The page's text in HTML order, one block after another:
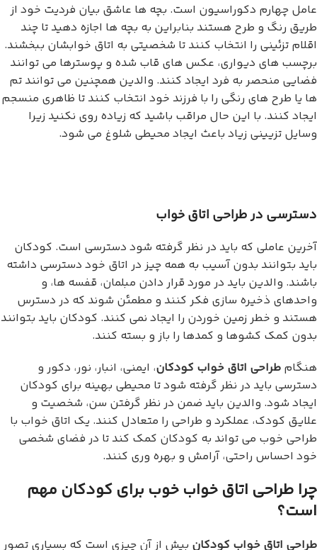
عامل چهارم دکوراسیون است. بچه ها عاشق بیان فردیت خود از
طریق رنگ و طرح هستند بنابراین به بچه ها اجازه دهید تا چند
اقلام تزئینی را انتخاب کنند تا شخصیتی به اتاق خوابشان ببخشند.
برچسب های دیواری، عکس های قاب شده و پوسترها می توانند
فضایی منحصر به فرد ایجاد کنند. والدین همچنین می توانند تم
ها یا طرح های رنگی را با فرزند خود انتخاب کنند تا ظاهری منسجم
ایجاد کنند. با این حال مراقب باشید که زیاده روی نکنید زیرا
وسایل تزیینی زیاد باعث ایجاد محیطی شلوغ می شود.
دسترسی در طراحی اتاق خواب
آخرین عاملی که باید در نظر گرفته شود دسترسی است. کودکان
باید بتوانند بدون آسیب به همه چیز در اتاق خود دسترسی داشته
باشند. والدین باید در مورد قرار دادن مبلمان، قفسه ها، و
واحدهای ذخیره سازی فکر کنند و مطمئن شوند که در دسترس
هستند و خطر زمین خوردن را ایجاد نمی کنند. کودکان باید بتوانند
بدون کمک کشوها و کمدها را باز و بسته کنند.
هنگام طراحی اتاق خواب کودکان، ایمنی، انبار، نور، دکور و
دسترسی باید در نظر گرفته شود تا محیطی بهینه برای کودکان
ایجاد شود. والدین باید ضمن در نظر گرفتن سن، شخصیت و
علایق کودک، عملکرد و طراحی را متعادل کنند. یک اتاق خواب با
طراحی خوب می تواند به کودکان کمک کند تا در فضای شخصی
خود احساس راحتی، آرامش و بهره وری کنند.
چرا طراحی اتاق خواب خوب برای کودکان مهم
است؟
طراحی اتاق خواب کودکان بیش از آن چیزی است که بسیاری تصور